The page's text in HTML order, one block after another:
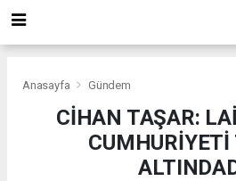
Anasayfa Gündem
CİHAN TAŞAR: